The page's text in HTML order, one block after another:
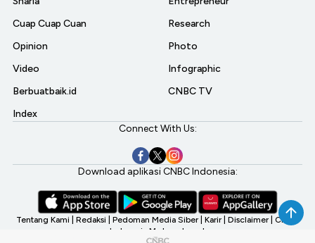
Cuap Cuap Cuan
Opinion
Video
Berbuatbaik.id
Index
Research
Photo
Infographic
CNBC TV
Connect With Us:
Download aplikasi CNBC Indonesia:
Tentang Kami Redaksi Pedoman Media Siber Karir Disclaimer CNBC
Indonesia My Investment